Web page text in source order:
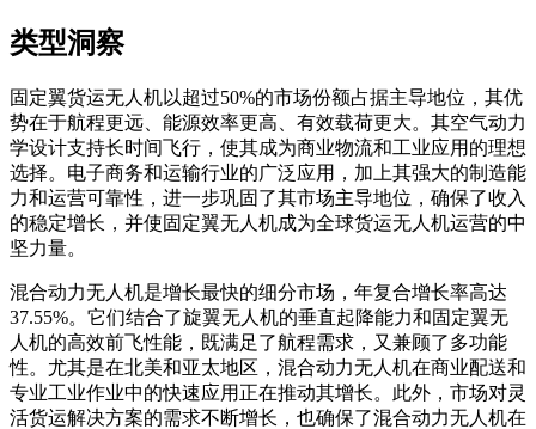
类型洞察
固定翼货运无人机以超过50%的市场份额占据主导地位，其优
势在于航程更远、能源效率更高、有效载荷更大。其空气动力
学设计支持长时间飞行，使其成为商业物流和工业应用的理想
选择。电子商务和运输行业的广泛应用，加上其强大的制造能
力和运营可靠性，进一步巩固了其市场主导地位，确保了收入
的稳定增长，并使固定翼无人机成为全球货运无人机运营的中
坚力量。
混合动力无人机是增长最快的细分市场，年复合增长率高达
37.55%。它们结合了旋翼无人机的垂直起降能力和固定翼无
人机的高效前飞性能，既满足了航程需求，又兼顾了多功能
性。尤其是在北美和亚太地区，混合动力无人机在商业配送和
专业工业作业中的快速应用正在推动其增长。此外，市场对灵
活货运解决方案的需求不断增长，也确保了混合动力无人机在